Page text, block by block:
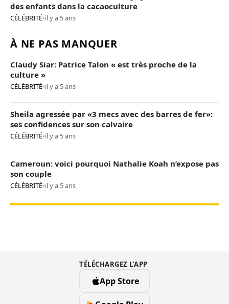
des enfants dans la cacaoculture
CÉLÉBRITÉ•il y a 5 ans
À NE PAS MANQUER
Claudy Siar: Patrice Talon « est très proche de la
culture »
CÉLÉBRITÉ•il y a 5 ans
Sheila agressée par «3 mecs avec des barres de fer»:
ses confidences sur son calvaire
CÉLÉBRITÉ•il y a 5 ans
Cameroun: voici pourquoi Nathalie Koah n’expose pas
son couple
CÉLÉBRITÉ•il y a 5 ans
TÉLÉCHARGEZ L’APP
App Store